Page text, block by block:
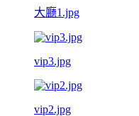
大廳1.jpg
vip3.jpg
vip2.jpg